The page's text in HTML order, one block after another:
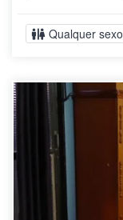
Qualquer sexo